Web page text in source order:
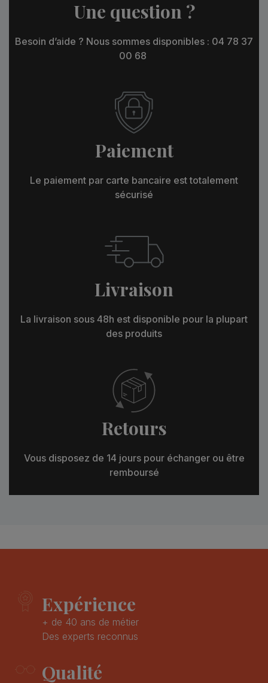
Une question ?
Besoin d’aide ? Nous sommes disponibles : 04 78 37
00 68
Paiement
Le paiement par carte bancaire est totalement
sécurisé
Livraison
La livraison sous 48h est disponible pour la plupart
des produits
Retours
Vous disposez de 14 jours pour échanger ou être
remboursé
Expérience
+ de 40 ans de métier
Des experts reconnus
Qualité